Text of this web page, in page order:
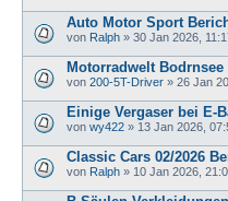
Auto Motor Sport
von Ralph » 30 Jan 2026,
Motorradwelt Bodrnsee
von 200-5T-Driver » 26 Jan
Einige Vergaser bei E-
von wy422 » 13 Jan 2026,
Classic Cars 02/2026
von Ralph » 10 Jan 2026,